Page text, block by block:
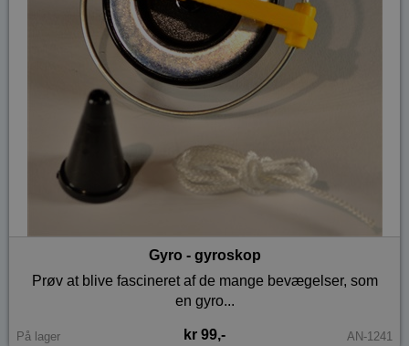
Gyro - gyroskop
Prøv at blive fascineret af de mange bevægelser, som
en gyro...
På lager kr 99,- AN-1241